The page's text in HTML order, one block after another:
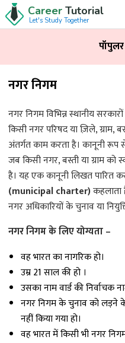
Career
Let's Study Together
नगर निगम
नगर निगम विभिन्न स्थानीय
किसी नगर परिषद या ज़िले, ग्राम,
अंतर्गत काम करता है। कानूनी रूप
जब किसी नगर, बस्ती या ग्राम को
है। यह एक कानूनी लिखत पारित
(municipal charter)कहलाता
नगर अधिकारियों के चुनाव या
नगर निगम के लिए योग्यता –
वह भारत का नागरिक हो।
उम्र 21 साल की हो ।
उसका नाम वार्ड की निर्वाचक
नगर निगम के चुनाव को लड़ने
नहीं किया गया हो।
वह भारत में किसी भी नगर